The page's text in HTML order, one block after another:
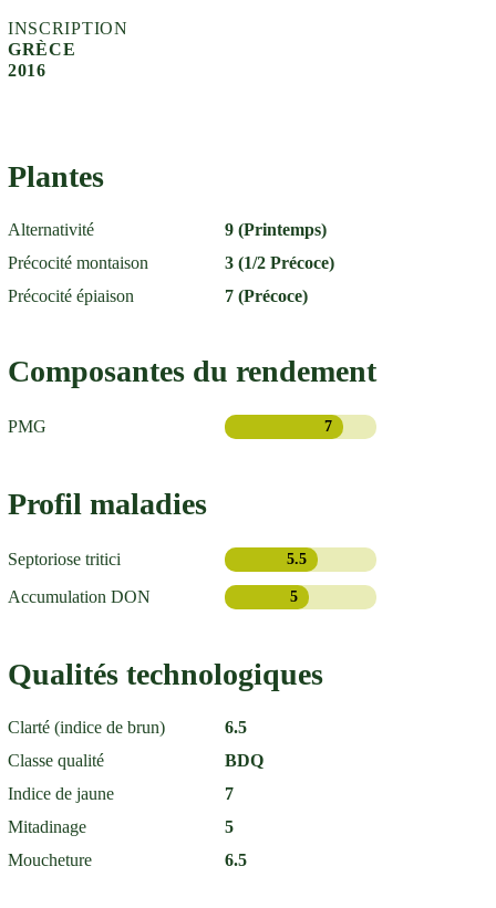
INSCRIPTION
GRÈCE
2016
Plantes
Alternativité
9 (Printemps)
Précocité montaison
3 (1/2 Précoce)
Précocité épiaison
7 (Précoce)
Composantes du rendement
PMG 7
Profil maladies
Septoriose tritici 5.5
Accumulation DON 5
Qualités technologiques
Clarté (indice de brun)
6.5
Classe qualité
BDQ
Indice de jaune
7
Mitadinage
5
Moucheture
6.5